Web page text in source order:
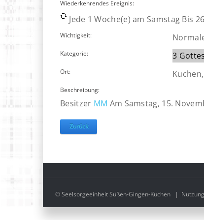
Wiederkehrendes Ereignis:
Jede 1 Woche(e) am Samstag Bis
Wichtigkeit:
Kategorie: 3
Ort:
Beschreibung:
Besitzer MM Am Samstag, 15.
Zurück
© Seelsorgeeinheit Süßen-Gingen-Kuchen |